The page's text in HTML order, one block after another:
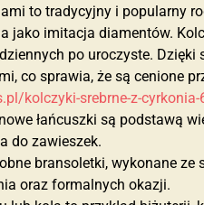
to tradycyjny i popularny
jako imitacja diamentów.
po uroczyste.
co sprawia, że są cenione
kolczyki-srebrne-z-cyrkonia-
łańcuszki są podstawą
do zawieszek.
bransoletki, wykonane ze
oraz formalnych okazji.